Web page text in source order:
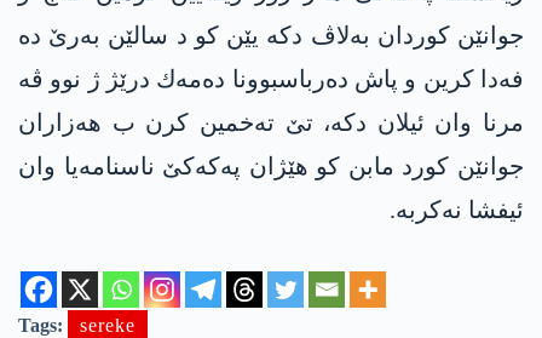
جوانێن كوردان به‌لاڤ دكه‌ یێن كو د سالێن به‌رێ ده‌
فه‌دا كرین و پاش ده‌رباسبوونا ده‌مه‌ك درێژ ژ نوو ڤه‌
مرنا وان ئیلان دكه‌، تێ ته‌خمین كرن ب هه‌زاران
جوانێن كورد مابن كو هێژان په‌كه‌كێ ناسنامه‌یا وان
ئیفشا نه‌كربه‌.
Tags: sereke